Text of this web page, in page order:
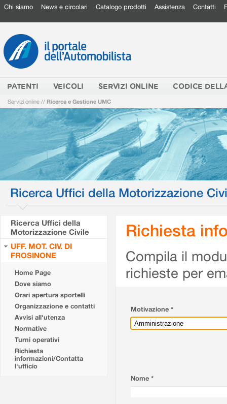
Chi siamo News e circolari Catalogo prodotti Assistenza Contatti
PATENTI VEICOLI SERVIZI ONLINE CODICE
Servizi online // Ricerca e Gestione UMC
Ricerca Uffici della Motorizzazione
Ricerca Uffici della
Motorizzazione Civile
UFF. MOT. CIV. DI
FROSINONE
Home Page
Dove siamo
Orari apertura sportelli
Organizzazione e contatti
Avvisi all'utenza
Normative
Turni operativi
Richiesta
informazioni/Contatta
l'ufficio
Richiesta
Compila il
richieste per
Motivazione *
Nome *